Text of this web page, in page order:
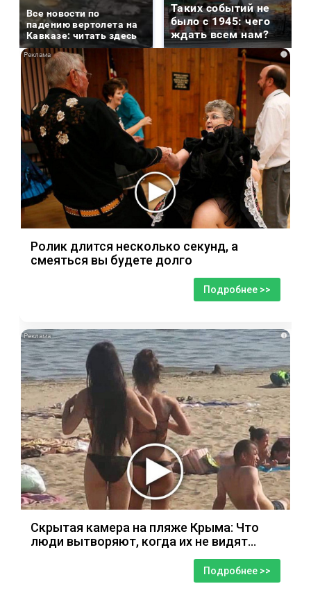
Все новости по
падению вертолета на
Кавказе: читать здесь
Таких событий не
было с 1945: чего
ждать всем нам?
i
Ролик длится несколько секунд, а
смеяться вы будете долго
Подробнее >>
i
Скрытая камера на пляже Крыма: Что
люди вытворяют, когда их не видят...
Подробнее >>